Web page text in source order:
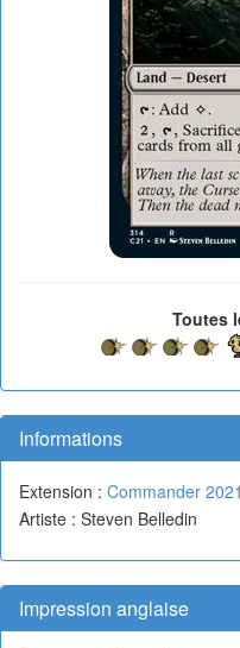
Toutes
Informations
Extension : Commander 2021
Artiste : Steven Belledin
Impression anglaise